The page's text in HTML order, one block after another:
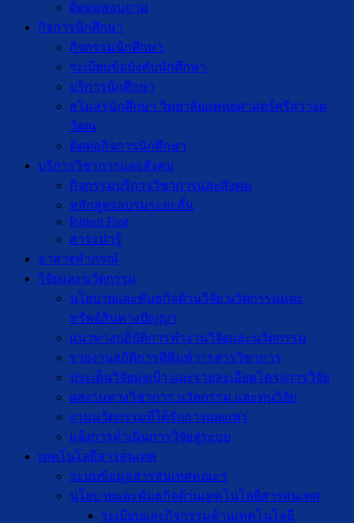
ติดต่อสอบถาม
กิจการนักศึกษา
กิจกรรมนักศึกษา
ระเบียบข้อบังคับนักศึกษา
บริการนักศึกษา
สโมสรนักศึกษา วิทยาลัยแพทยศาสตร์ศรีสวางค
วัฒน
ติดต่อกิจการนักศึกษา
บริการวิชาการและสังคม
กิจกรรมบริการวิชาการและสังคม
หลักสูตรอบรมระยะสั้น
Patient First
สาระน่ารู้
อาสาจุฬาภรณ์
วิจัยและนวัตกรรม
นโยบายและพันธกิจด้านวิจัย นวัตกรรมและ
ทรัพย์สินทางปัญญา
แนวทางปฏิบัติการทำงานวิจัยและนวัตกรรม
รายงานสถิติการตีพิมพ์วารสารวิชาการ
ประเด็นวิจัยมุ่งเป้า และรายละเอียดโครงการวิจัย
ผลงานทางวิชาการ นวัตกรรม และทุนวิจัย
งานนวัตกรรมที่ได้รับการเผยแพร่
แจ้งการดำเนินการวิจัยสู่ระบบ
เทคโนโลยีสารสนเทศ
ระบบข้อมูลสารสนเทศคณะฯ
นโยบายและพันธกิจด้านเทคโนโลยีสารสนเทศ
ระเบียบและกิจกรรมด้านเทคโนโลยี